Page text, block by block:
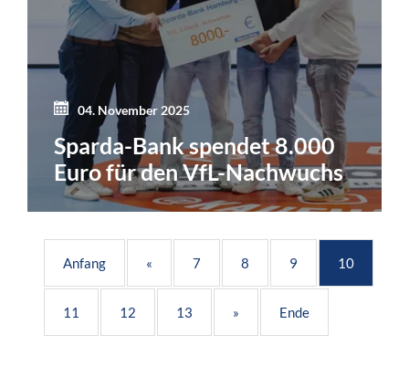
04. November 2025
Sparda-Bank spendet 8.000
Euro für den VfL-Nachwuchs
Anfang « 7 8 9 10
11 12 13 » Ende